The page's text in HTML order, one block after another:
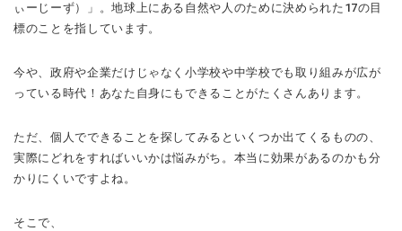
ぃーじーず）」。地球上にある自然や人のために決められた17の目
標のことを指しています。
今や、政府や企業だけじゃなく小学校や中学校でも取り組みが広が
っている時代！あなた自身にもできることがたくさんあります。
ただ、個人でできることを探してみるといくつか出てくるものの、
実際にどれをすればいいかは悩みがち。本当に効果があるのかも分
かりにくいですよね。
そこで、